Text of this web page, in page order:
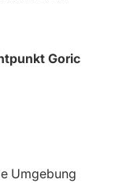
Goric
Umgebung